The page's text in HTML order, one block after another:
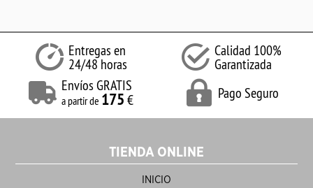
Entregas en
24/48 horas
Calidad 100%
Garantizada
Envíos GRATIS
a partir de 175 € Pago Seguro
TIENDA ONLINE
INICIO